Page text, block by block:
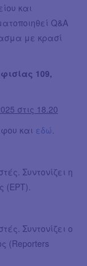
και
Q&A
με κρασί
109,
στις 18.20
και εδώ.
Συντονίζει η
(ΕΡΤ).
Συντονίζει ο
(Reporters